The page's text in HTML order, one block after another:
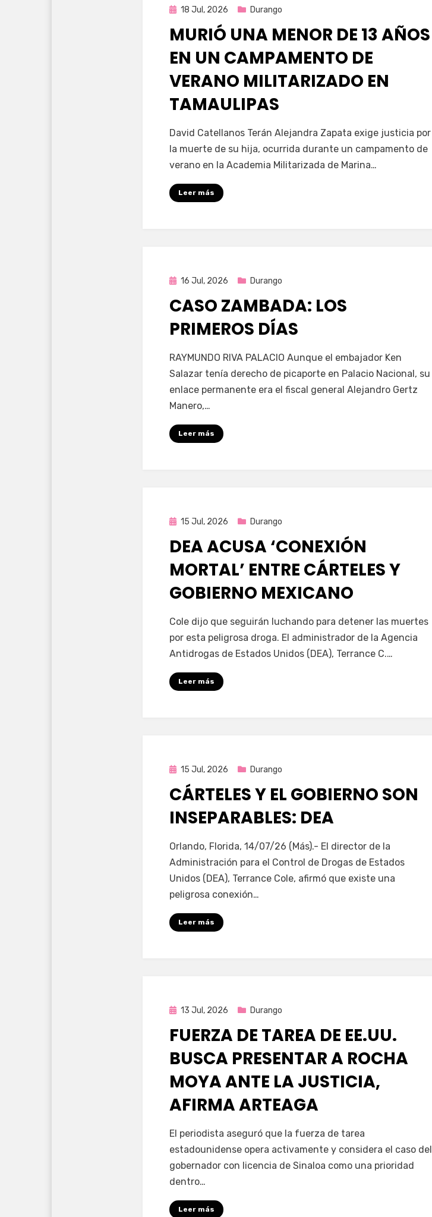
Publicada
18 Jul, 2026 Durango
MURIÓ UNA MENOR DE 13 AÑOS
EN UN CAMPAMENTO DE
VERANO MILITARIZADO EN
TAMAULIPAS
por Fernando Miranda Servín
David Catellanos Terán Alejandra Zapata exige justicia por
la muerte de su hija, ocurrida durante un campamento de
verano en la Academia Militarizada de Marina…
Leer más
Publicada
16 Jul, 2026 Durango
CASO ZAMBADA: LOS
PRIMEROS DÍAS
porFernando Miranda Servín
RAYMUNDO RIVA PALACIO Aunque el embajador Ken
Salazar tenía derecho de picaporte en Palacio Nacional, su
enlace permanente era el fiscal general Alejandro Gertz
Manero,…
Leer más
Publicada
15 Jul, 2026 Durango
DEA ACUSA ‘CONEXIÓN
MORTAL’ ENTRE CÁRTELES Y
GOBIERNO MEXICANO
porFernando Miranda Servín
Cole dijo que seguirán luchando para detener las muertes
por esta peligrosa droga. El administrador de la Agencia
Antidrogas de Estados Unidos (DEA), Terrance C.…
Leer más
Publicada
15 Jul, 2026 Durango
CÁRTELES Y EL GOBIERNO SON
INSEPARABLES: DEA
porFernando Miranda Servín
Orlando, Florida, 14/07/26 (Más).- El director de la
Administración para el Control de Drogas de Estados
Unidos (DEA), Terrance Cole, afirmó que existe una
peligrosa conexión…
Leer más
Publicada
13 Jul, 2026 Durango
FUERZA DE TAREA DE EE.UU.
BUSCA PRESENTAR A ROCHA
MOYA ANTE LA JUSTICIA,
AFIRMA ARTEAGA
porFernando Miranda Servín
El periodista aseguró que la fuerza de tarea
estadounidense opera activamente y considera el caso del
gobernador con licencia de Sinaloa como una prioridad
dentro…
Leer más